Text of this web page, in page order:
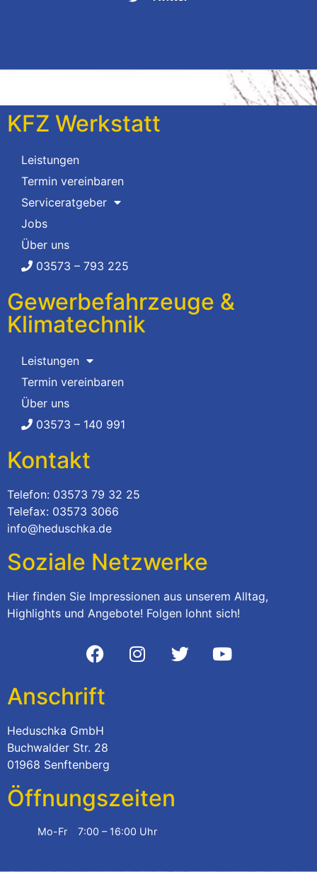
KFZ Werkstatt
Leistungen
Termin vereinbaren
Serviceratgeber
Jobs
Über uns
03573 – 793 225
Gewerbefahrzeuge &
Klimatechnik
Leistungen
Termin vereinbaren
Über uns
03573 – 140 991
Kontakt
Telefon: 03573 79 32 25
Telefax: 03573 3066
info@heduschka.de
Soziale Netzwerke
Hier finden Sie Impressionen aus unserem Alltag,
Highlights und Angebote! Folgen lohnt sich!
Anschrift
Heduschka GmbH
Buchwalder Str. 28
01968 Senftenberg
Öffnungszeiten
Mo-Fr 7:00 – 16:00 Uhr